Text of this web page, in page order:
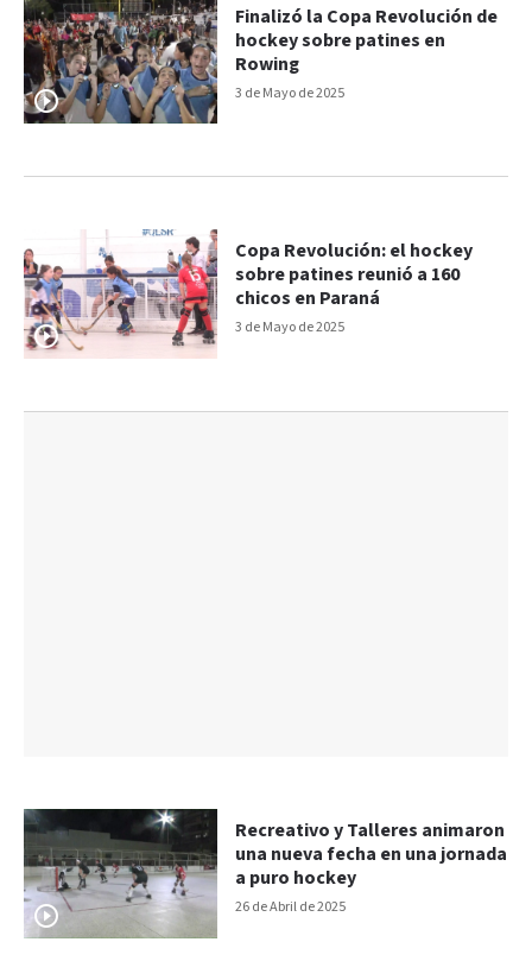
3 de Mayo de 2025
Finalizó la Copa Revolución de
hockey sobre patines en
Rowing
3 de Mayo de 2025
Copa Revolución: el hockey
sobre patines reunió a 160
chicos en Paraná
26 de Abril de 2025
Recreativo y Talleres animaron
una nueva fecha en una jornada
a puro hockey